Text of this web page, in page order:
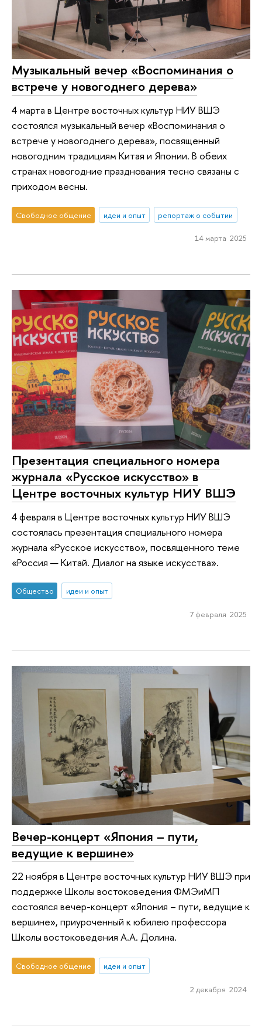
Музыкальный вечер «Воспоминания о
встрече у новогоднего дерева»
4 марта в Центре восточных культур НИУ ВШЭ
состоялся музыкальный вечер «Воспоминания о
встрече у новогоднего дерева», посвященный
новогодним традициям Китая и Японии. В обеих
странах новогодние празднования тесно связаны с
приходом весны.
Свободное общение идеи и опыт репортаж о событии
14 марта 2025
Презентация специального номера
журнала «Русское искусство» в
Центре восточных культур НИУ ВШЭ
4 февраля в Центре восточных культур НИУ ВШЭ
состоялась презентация специального номера
журнала «Русское искусство», посвященного теме
«Россия — Китай. Диалог на языке искусства».
Общество идеи и опыт
7 февраля 2025
Вечер-концерт «Япония – пути,
ведущие к вершине»
22 ноября в Центре восточных культур НИУ ВШЭ при
поддержке Школы востоковедения ФМЭиМП
состоялся вечер-концерт «Япония – пути, ведущие к
вершине», приуроченный к юбилею профессора
Школы востоковедения А.А. Долина.
Свободное общение идеи и опыт
2 декабря 2024